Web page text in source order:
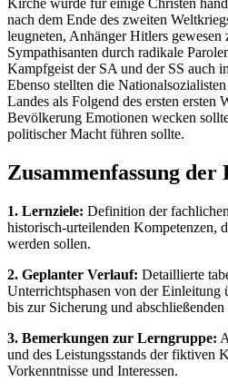
Kirche wurde für einige Christen
nach dem Ende des zweiten
leugneten, Anhänger Hitlers gewesen
Sympathisanten durch radikale
Kampfgeist der SA und der SS auch
Ebenso stellten die
Landes als Folgend des ersten ersten
Bevölkerung Emotionen wecken
politischer Macht führen sollte.
Zusammenfassung der
1. Lernziele: Definition der
historisch-urteilenden Kompetenzen,
werden sollen.
2. Geplanter Verlauf: Detaillierte
Unterrichtsphasen von der Einleitung
bis zur Sicherung und abschließenden
3. Bemerkungen zur Lerngruppe:
und des Leistungsstands der fiktiven
Vorkenntnisse und Interessen.